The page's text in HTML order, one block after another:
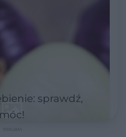
sprawdź,